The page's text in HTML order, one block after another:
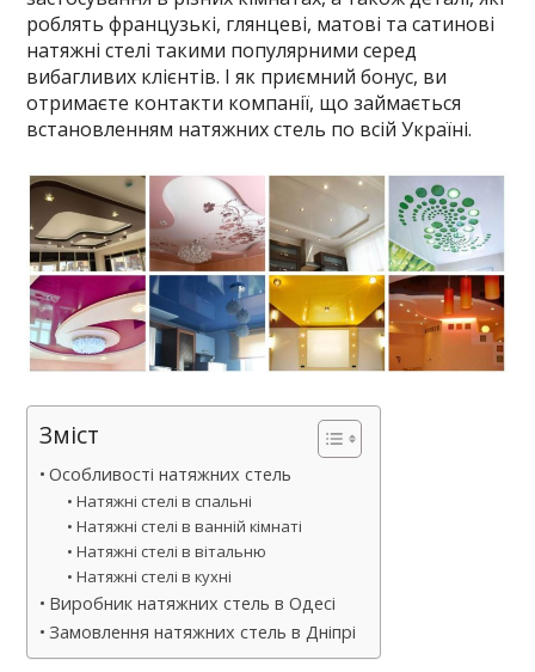
роблять французькі, глянцеві, матові та сатинові
натяжні стелі такими популярними серед
вибагливих клієнтів. І як приємний бонус, ви
отримаєте контакти компанії, що займається
встановленням натяжних стель по всій Україні.
Зміст
Особливості натяжних стель
Натяжні стелі в спальні
Натяжні стелі в ванній кімнаті
Натяжні стелі в вітальню
Натяжні стелі в кухні
Виробник натяжних стель в Одесі
Замовлення натяжних стель в Дніпрі